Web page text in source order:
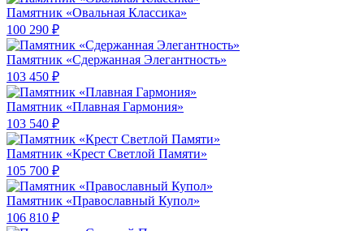
Памятник «Овальная Классика»
100 290 ₽
Памятник «Сдержанная Элегантность»
103 450 ₽
Памятник «Плавная Гармония»
103 540 ₽
Памятник «Крест Светлой Памяти»
105 700 ₽
Памятник «Православный Купол»
106 810 ₽